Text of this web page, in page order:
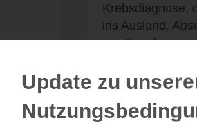
Krebsdiagnose,
ins Ausland.
emotionales...
Alle 9
Update zu